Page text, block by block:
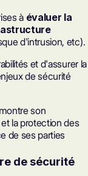
à évaluer la
d'intrusion, etc).
et d'assurer la
de sécurité
son
la protection des
de ses parties
de sécurité